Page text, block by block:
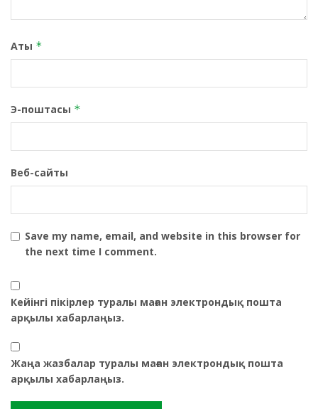
Аты *
Э-поштасы *
Веб-сайты
Save my name, email, and website in this browser for
the next time I comment.
Кейінгі пікірлер туралы маған электрондық пошта
арқылы хабарлаңыз.
Жаңа жазбалар туралы маған электрондық пошта
арқылы хабарлаңыз.